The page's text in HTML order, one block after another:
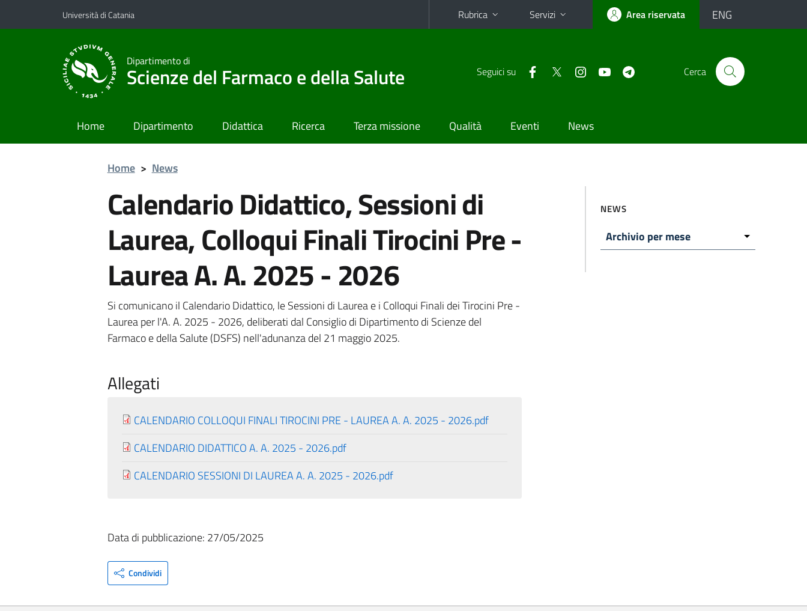
Vai al contenuto principale
Vai al menu di navigazione
Università di Catania Rubrica Servizi Area riservata ENG
Dipartimento di
Scienze del Farmaco e della Salute Seguici su Cerca
Home Dipartimento Didattica Ricerca Terza missione Qualità Eventi News
Home > News
Calendario Didattico, Sessioni di
Laurea, Colloqui Finali Tirocini Pre -
Laurea A. A. 2025 - 2026
Si comunicano il Calendario Didattico, le Sessioni di Laurea e i Colloqui Finali dei Tirocini Pre -
Laurea per l'A. A. 2025 - 2026, deliberati dal Consiglio di Dipartimento di Scienze del
Farmaco e della Salute (DSFS) nell'adunanza del 21 maggio 2025.
Allegati
CALENDARIO COLLOQUI FINALI TIROCINI PRE - LAUREA A. A. 2025 - 2026.pdf
CALENDARIO DIDATTICO A. A. 2025 - 2026.pdf
CALENDARIO SESSIONI DI LAUREA A. A. 2025 - 2026.pdf
Data di pubblicazione: 27/05/2025
Condividi
NEWS